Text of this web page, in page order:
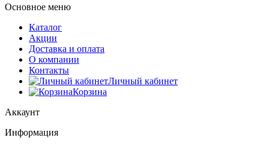
Основное меню
Каталог
Акции
Доставка и оплата
О компании
Контакты
Личный кабинет
Корзина
Аккаунт
Информация